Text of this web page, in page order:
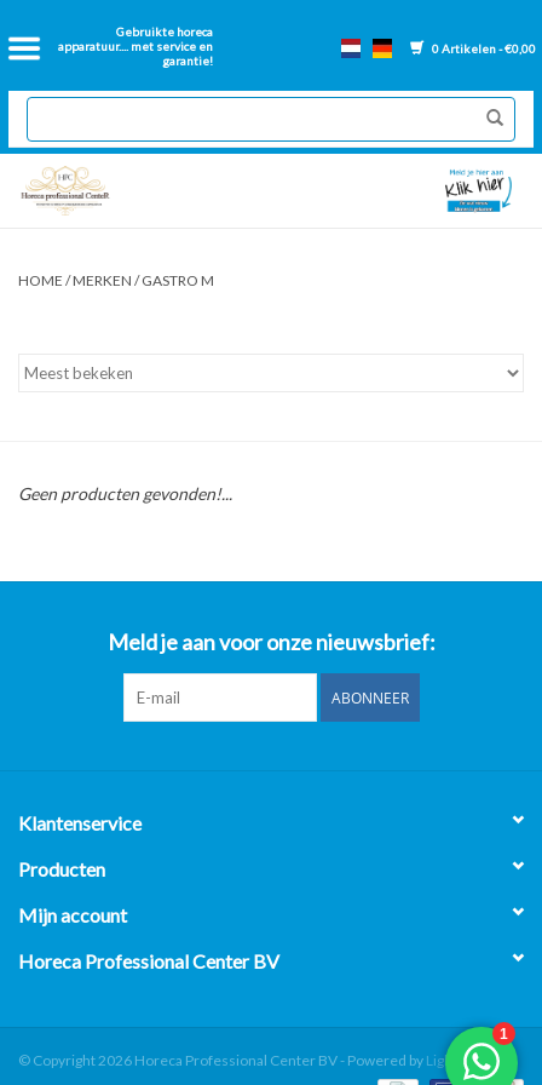
Gebruikte horeca
apparatuur.... met service en
garantie!
0 Artikelen - €0,00
Home
2dehands Horeca
Nieuwe apparatuur
Onderdelen bakwanden
Over ons
HOME /MERKEN /GASTRO M
Geen producten gevonden!...
Meld je aan voor onze nieuwsbrief:
ABONNEER
Klantenservice
Producten
Mijn account
Horeca Professional Center BV
© Copyright 2026 Horeca Professional Center BV - Powered by Lightspeed